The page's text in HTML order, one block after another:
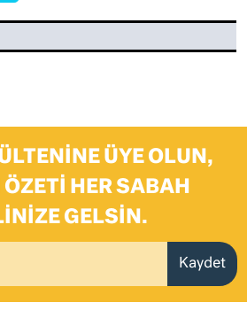
ÜYE OLUN,
HER SABAH
GELSIN.
Kaydet